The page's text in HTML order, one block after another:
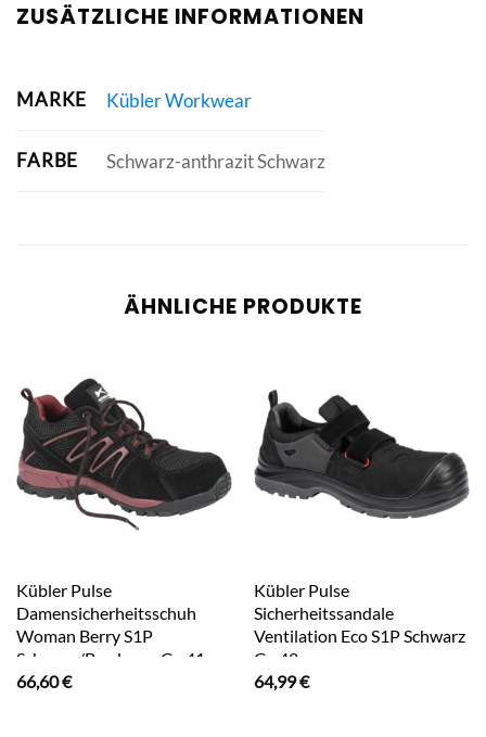
ZUSÄTZLICHE INFORMATIONEN
MARKE Kübler Workwear
FARBE Schwarz-anthrazit Schwarz
ÄHNLICHE PRODUKTE
Kübler Pulse
Damensicherheitsschuh
Woman Berry S1P
Schwarz/Bordeaux Gr. 41
66,60€
Kübler Pulse
Sicherheitssandale
Ventilation Eco S1P Schwarz
Gr. 42
64,99€